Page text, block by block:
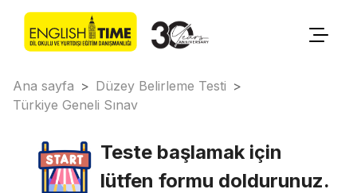
Ana sayfa > Düzey Belirleme Testi >
Türkiye Geneli Sınav
Teste başlamak için
lütfen formu doldurunuz.